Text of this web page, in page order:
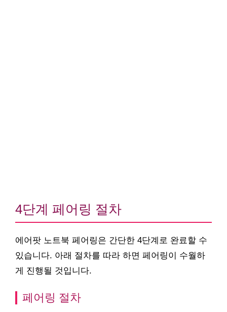
4단계 페어링 절차
에어팟 노트북 페어링은 간단한 4단계로 완료할 수
있습니다. 아래 절차를 따라 하면 페어링이 수월하
게 진행될 것입니다.
페어링 절차